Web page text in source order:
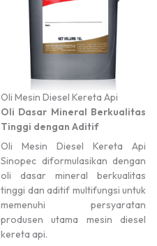
Oli Mesin Diesel Kereta Api
Oli Dasar Mineral Berkualitas
Tinggi dengan Aditif
Oli Mesin Diesel Kereta Api
Sinopec diformulasikan dengan
oli dasar mineral berkualitas
tinggi dan aditif multifungsi untuk
memenuhi persyaratan
produsen utama mesin diesel
kereta api.